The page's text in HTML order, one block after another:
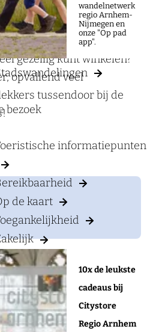
wandelnetwerk
regio Arnhem-
Nijmegen en
onze "Op pad
app".
bezoek
informatiepunten
de kaart
10x de leukste
cadeaus bij
Citystore
Regio Arnhem
gezellig kunt winkelen?
opvallend veel
tussendoor bij de